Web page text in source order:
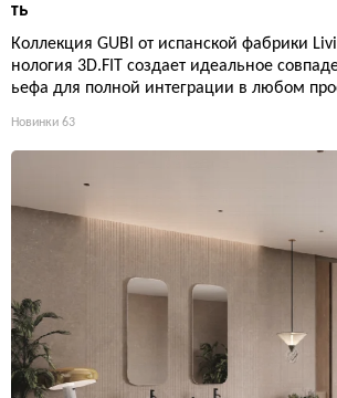
ть
Коллекция GUBI от испанской фабрики
нология 3D.FIT создает идеальное
ьефа для полной интеграции в любом
Новинки 63